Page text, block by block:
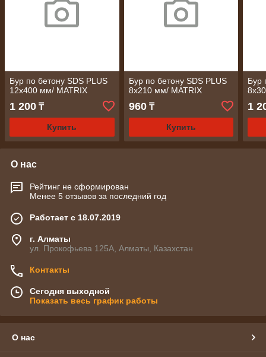
Бур по бетону SDS PLUS
12х400 мм/ MATRIX
1 200 ₸
Купить
Бур по бетону SDS PLUS
8x210 мм/ MATRIX
960₸
Купить
Бур
1
О нас
Рейтинг не сформирован
Менее 5 отзывов за последний год
Работает с 18.07.2019
г. Алматы
ул. Прокофьева 125А, Алматы, Казахстан
Контакты
Сегодня выходной
Показать весь график работы
О нас